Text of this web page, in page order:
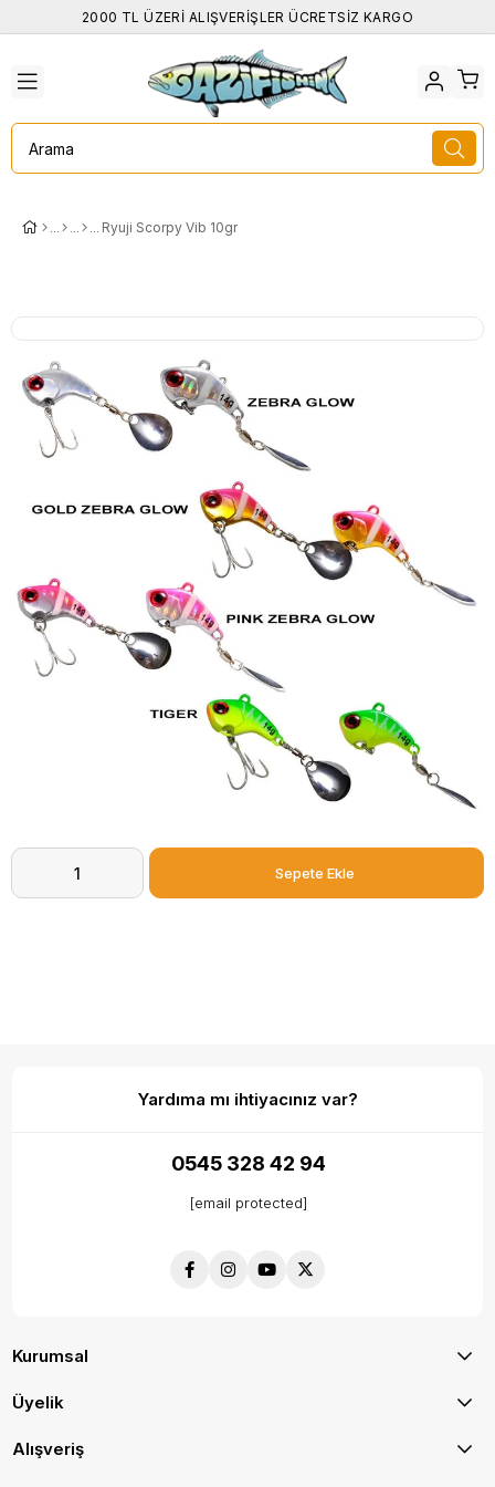
2000 TL ÜZERİ ALIŞVERİŞLER ÜCRETSİZ KARGO
Ryuji Scorpy Vib 10gr
Yardıma mı ihtiyacınız var?
0545 328 42 94
[email protected]
Kurumsal
Üyelik
Alışveriş